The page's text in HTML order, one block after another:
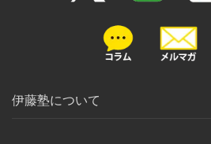
伊藤塾について